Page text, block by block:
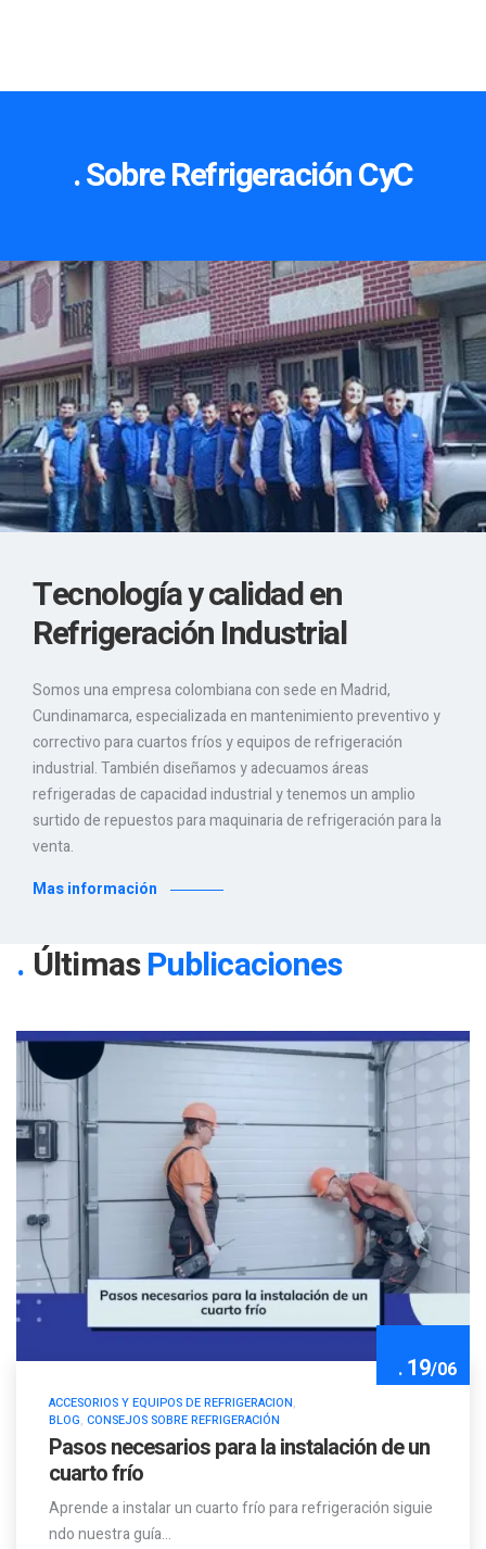
. Sobre Refrigeración CyC
Tecnología y calidad en
Refrigeración Industrial
Somos una empresa colombiana con sede en Madrid,
Cundinamarca, especializada en mantenimiento preventivo y
correctivo para cuartos fríos y equipos de refrigeración
industrial. También diseñamos y adecuamos áreas
refrigeradas de capacidad industrial y tenemos un amplio
surtido de repuestos para maquinaria de refrigeración para la
venta.
Mas información
ÚltimasPublicaciones
. 19/06
ACCESORIOS Y EQUIPOS DE REFRIGERACION,
BLOG, CONSEJOS SOBRE REFRIGERACIÓN
Pasos necesarios para la instalación de un
cuarto frío
Aprende a instalar un cuarto frío para refrigeración siguie
ndo nuestra guía…